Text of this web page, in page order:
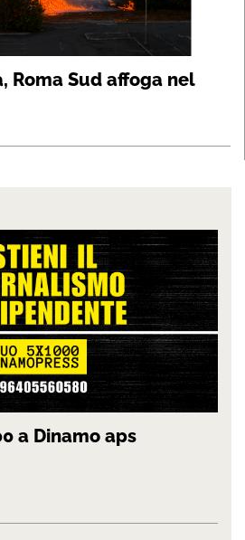
Roma Sud affoga nel
a Dinamo aps